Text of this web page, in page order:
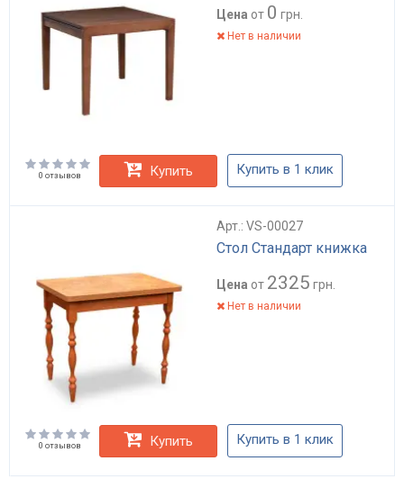
Цена от 0 грн.
Нет в наличии
0 отзывов Купить Купить в 1 клик
Арт.: VS-00027
Стол Стандарт книжка
Цена от 2325 грн.
Нет в наличии
0 отзывов Купить Купить в 1 клик